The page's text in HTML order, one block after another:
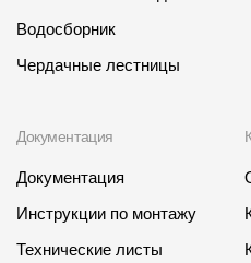
Сб-Вс - выходной
Водосборник
Чердачные лестницы
Документация
Документация
Инструкции по монтажу
Технические листы